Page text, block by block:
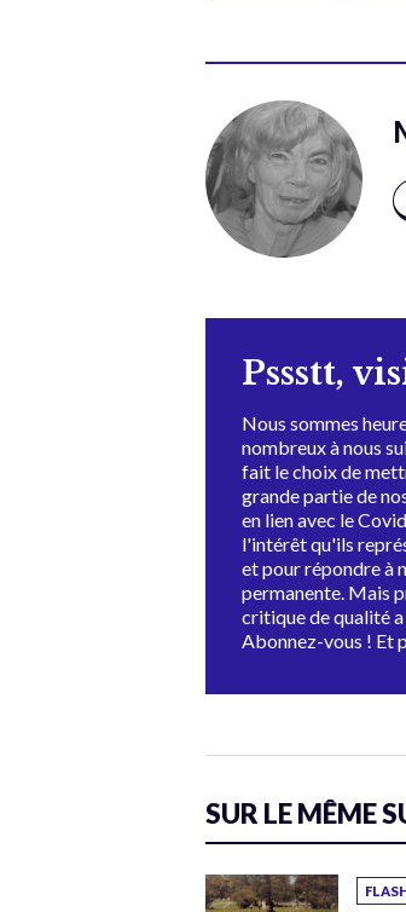
Pssstt,
Nous sommes
nombreux à nous
fait le choix de
grande partie de
en lien avec le
l'intérêt qu'ils
et pour répondre à
permanente. Mais
critique de qualité
Abonnez-vous ! Et
SUR LE MÊME